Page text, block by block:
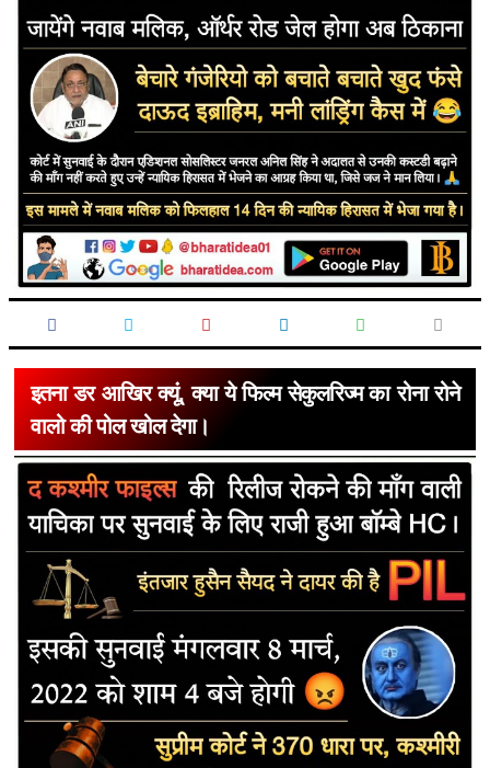
इतना डर आखिर क्यूं, क्या ये फिल्म सेकुलरिज्म का रोना रोने
वालो की पोल खोल देगा।